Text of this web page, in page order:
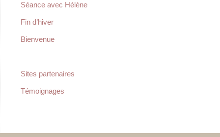
Séance avec Hélène
Fin d’hiver
Bienvenue
Sites partenaires
Témoignages